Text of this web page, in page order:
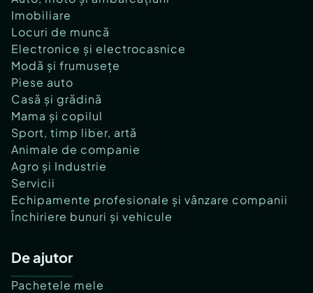
Imobiliare
Locuri de muncă
Electronice și electrocasnice
Modă și frumusețe
Piese auto
Casă și grădină
Mama și copilul
Sport, timp liber, artă
Animale de companie
Agro și Industrie
Servicii
Echipamente profesionale și vânzare companii
Închiriere bunuri și vehicule
De ajutor
Pachetele mele